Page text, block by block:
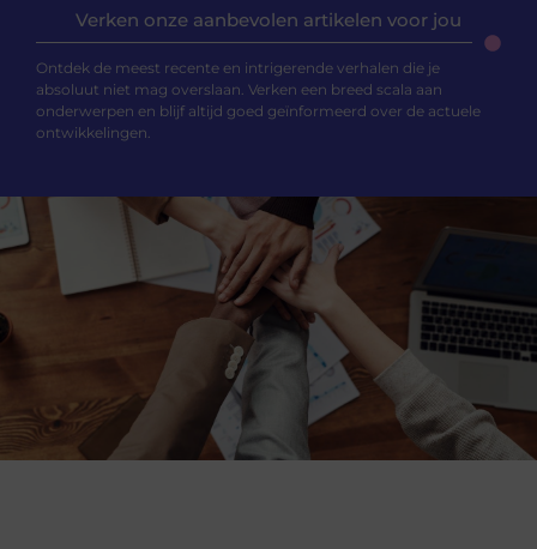
Verken onze aanbevolen artikelen voor jou
Ontdek de meest recente en intrigerende verhalen die je
absoluut niet mag overslaan. Verken een breed scala aan
onderwerpen en blijf altijd goed geïnformeerd over de actuele
ontwikkelingen.